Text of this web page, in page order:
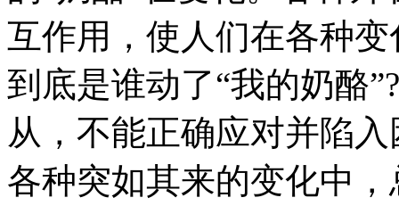
互作用，使人们在各种
到底是谁动了“我的奶酪
从，不能正确应对并陷
各种突如其来的变化中